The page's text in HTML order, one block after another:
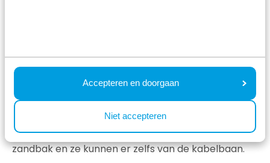
Accepteren en doorgaan
Niet accepteren
De nieuwe speeltuin is trouwens een aparte
vermelding waard. Er zijn veel speeltoestellen en de
speeltuin is ruim opgezet. Er is voor de kinderen van
alles te doen, klauteren en klimmen, een mooie
zandbak en ze kunnen er zelfs van de kabelbaan.